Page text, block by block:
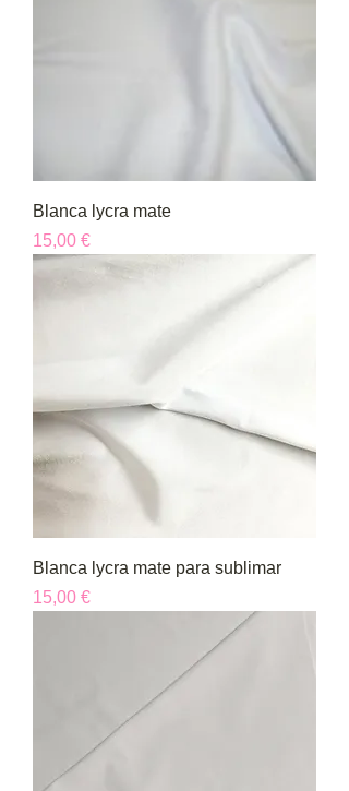
Blanca lycra mate
Precio
15,00 €
Blanca lycra mate para sublimar
Precio
15,00 €